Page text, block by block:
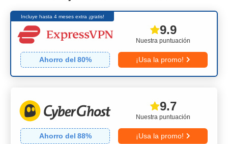
Incluye hasta 4 meses extra ¡gratis!
Nuestra puntuación
9.9
Ahorro del 80% ¡Usa la promo!
Nuestra puntuación
9.7
Ahorro del 88% ¡Usa la promo!